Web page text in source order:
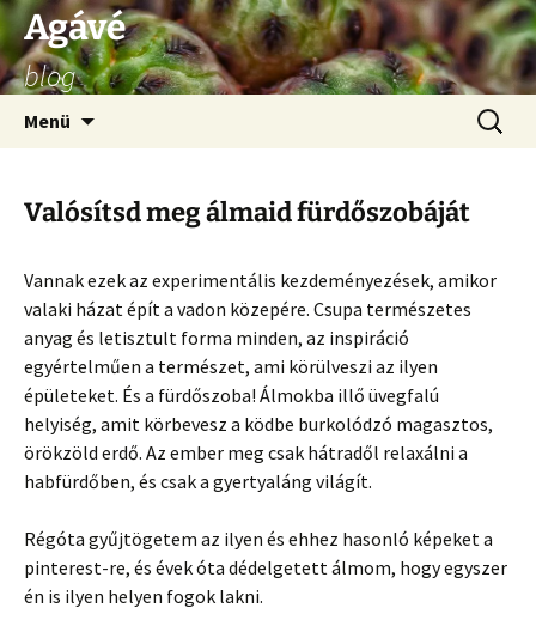
Ugrás
a
tartalomhoz
Agávé
blog
Menü
Valósítsd meg álmaid fürdőszobáját
Vannak ezek az experimentális kezdeményezések, amikor
valaki házat épít a vadon közepére. Csupa természetes
anyag és letisztult forma minden, az inspiráció
egyértelműen a természet, ami körülveszi az ilyen
épületeket. És a fürdőszoba! Álmokba illő üvegfalú
helyiség, amit körbevesz a ködbe burkolódzó magasztos,
örökzöld erdő. Az ember meg csak hátradől relaxálni a
habfürdőben, és csak a gyertyaláng világít.
Régóta gyűjtögetem az ilyen és ehhez hasonló képeket a
pinterest-re, és évek óta dédelgetett álmom, hogy egyszer
én is ilyen helyen fogok lakni.